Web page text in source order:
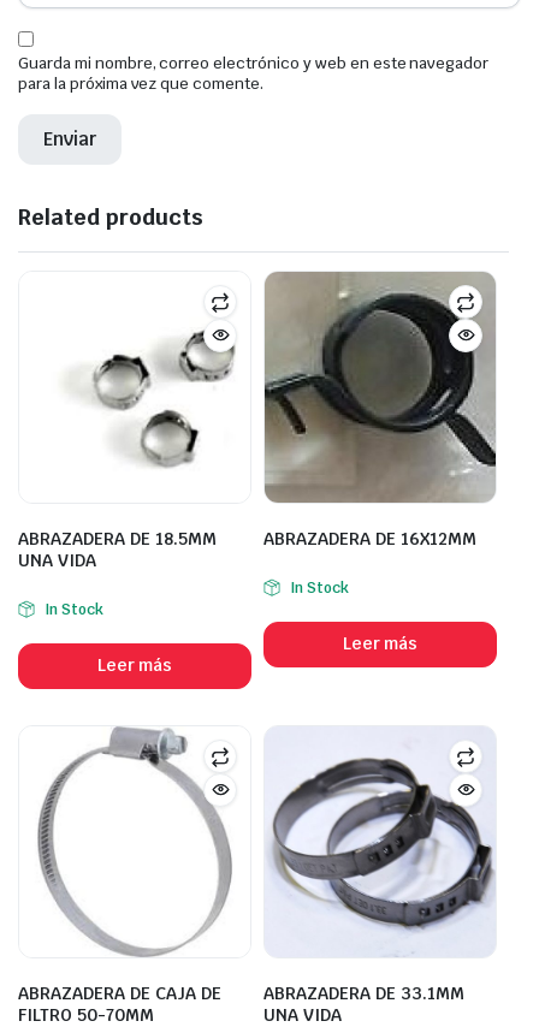
Guarda mi nombre, correo electrónico y web en este navegador
para la próxima vez que comente.
Related products
ABRAZADERA DE 18.5MM
UNA VIDA
In Stock
Leer más
ABRAZADERA DE 16X12MM
In Stock
Leer más
ABRAZADERA DE CAJA DE
FILTRO 50-70MM
ABRAZADERA DE 33.1MM
UNA VIDA